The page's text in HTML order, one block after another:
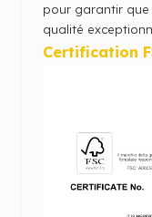
pour garantir
qualité
Certification